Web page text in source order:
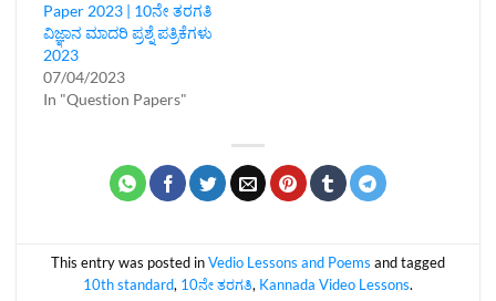
Paper 2023 | 10ನೇ ತರಗತಿ
ವಿಜ್ಞಾನ ಮಾದರಿ ಪ್ರಶ್ನೆ ಪತ್ರಿಕೆಗಳು
2023
07/04/2023
In "Question Papers"
This entry was posted inVedio Lessons and Poems and tagged
10th standard, 10ನೇ ತರಗತಿ, Kannada Video Lessons.